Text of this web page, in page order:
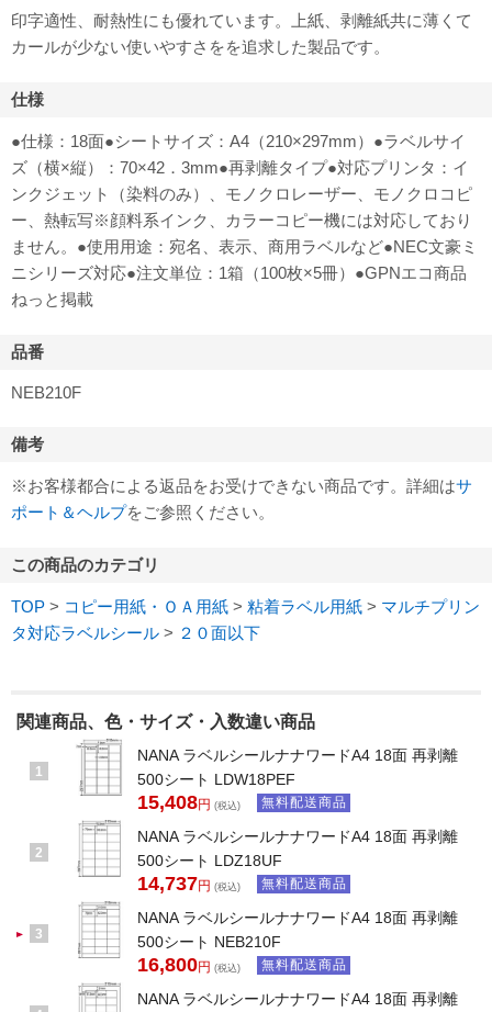
印字適性、耐熱性にも優れています。上紙、剥離紙共に薄くて
カールが少ない使いやすさをを追求した製品です。
仕様
●仕様：18面●シートサイズ：A4（210×297mm）●ラベルサイ
ズ（横×縦）：70×42．3mm●再剥離タイプ●対応プリンタ：イ
ンクジェット（染料のみ）、モノクロレーザー、モノクロコピ
ー、熱転写※顔料系インク、カラーコピー機には対応しており
ません。●使用用途：宛名、表示、商用ラベルなど●NEC文豪ミ
ニシリーズ対応●注文単位：1箱（100枚×5冊）●GPNエコ商品
ねっと掲載
品番
NEB210F
備考
※お客様都合による返品をお受けできない商品です。詳細はサ
ポート＆ヘルプをご参照ください。
この商品のカテゴリ
TOP > コピー用紙・ＯＡ用紙 > 粘着ラベル用紙 > マルチプリン
タ対応ラベルシール > ２０面以下
関連商品、色・サイズ・入数違い商品
1
NANA ラベルシールナナワードA4 18面 再剥離
500シート LDW18PEF
15,408円 (税込) 無料配送商品
2
NANA ラベルシールナナワードA4 18面 再剥離
500シート LDZ18UF
14,737円 (税込) 無料配送商品
3
NANA ラベルシールナナワードA4 18面 再剥離
500シート NEB210F
16,800円 (税込) 無料配送商品
NANA ラベルシールナナワードA4 18面 再剥離